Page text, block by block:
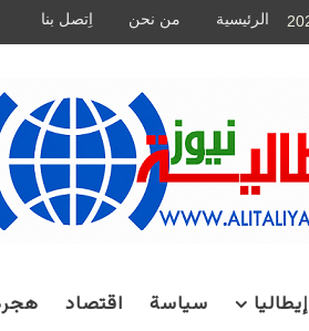
الرئيسية من نحن اِتصل بنا
إيطاليا سياسة اقتصاد